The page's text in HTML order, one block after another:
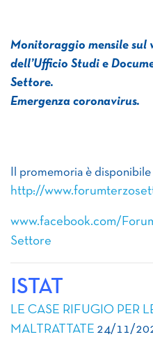
Monitoraggio mensile sul
dell’Ufficio Studi e
Settore.
Emergenza coronavirus.
Il promemoria è disponibile
http://
www.facebook.com/
Settore
ISTAT
LE CASE RIFUGIO PER
MALTRATTATE 24/11/